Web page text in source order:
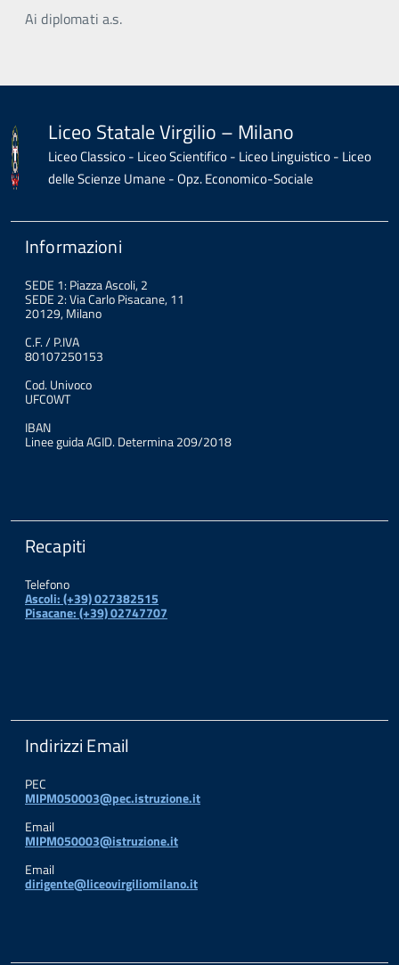
Ai diplomati a.s.
Liceo Statale Virgilio – Milano
Liceo Classico - Liceo Scientifico - Liceo Linguistico - Liceo
delle Scienze Umane - Opz. Economico-Sociale
Informazioni
SEDE 1: Piazza Ascoli, 2
SEDE 2: Via Carlo Pisacane, 11
20129, Milano
C.F. / P.IVA
80107250153
Cod. Univoco
UFC0WT
IBAN
Linee guida AGID. Determina 209/2018
Recapiti
Telefono
Ascoli: (+39) 027382515
Pisacane: (+39) 02747707
Indirizzi Email
PEC
MIPM050003@pec.istruzione.it
Email
MIPM050003@istruzione.it
Email
dirigente@liceovirgiliomilano.it